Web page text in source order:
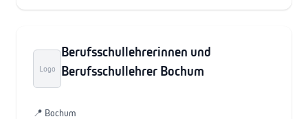
Logo
Berufsschullehrerinnen und
Berufsschullehrer Bochum
📍 Bochum